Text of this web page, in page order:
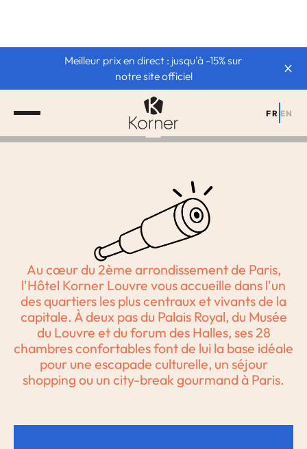
Meilleur prix en direct : jusqu'à -15% sur
notre site officiel
FR EN
HÔTEL 3 ÉTOILES
Korner Louvre - Paris
2
Au cœur du 2ème arrondissement de Paris,
l'Hôtel Korner Louvre vous accueille dans l'un
des quartiers les plus centraux et vivants de la
capitale. À deux pas du Palais Royal, du Musée
du Louvre et du forum des Halles, ses 28
chambres confortables font de lui la base idéale
pour une escapade culturelle, un séjour
shopping ou un city-break gourmand à Paris.